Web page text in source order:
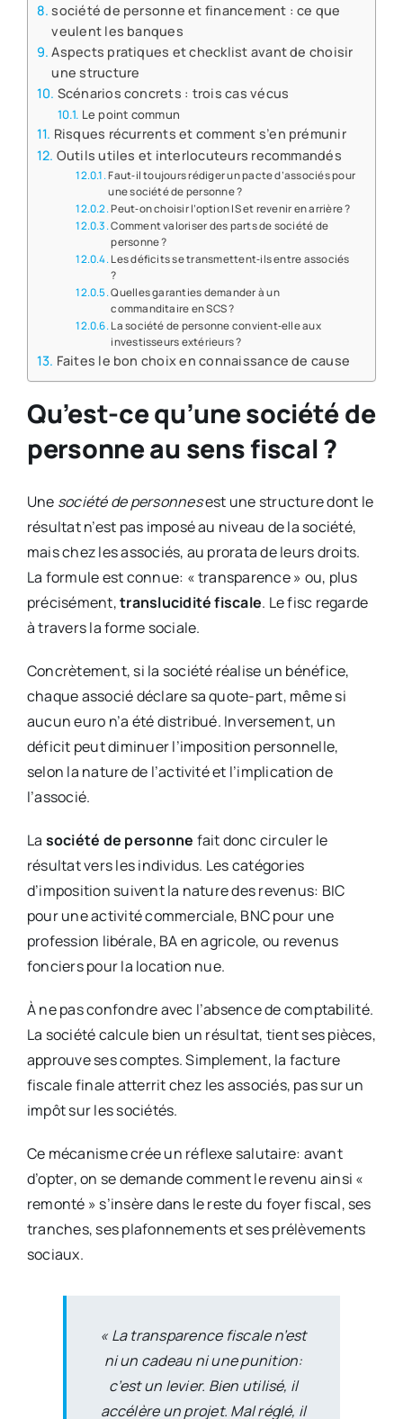
société de personne et financement : ce que
veulent les banques
Aspects pratiques et checklist avant de choisir
une structure
Scénarios concrets : trois cas vécus
Le point commun
Risques récurrents et comment s’en prémunir
Outils utiles et interlocuteurs recommandés
Faut‑il toujours rédiger un pacte d’associés pour
une société de personne ?
Peut‑on choisir l’option IS et revenir en arrière ?
Comment valoriser des parts de société de
personne ?
Les déficits se transmettent‑ils entre associés
?
Quelles garanties demander à un
commanditaire en SCS ?
La société de personne convient‑elle aux
investisseurs extérieurs ?
Faites le bon choix en connaissance de cause
Qu’est-ce qu’une société de
personne au sens fiscal ?
Une société de personnesest une structure dont le
résultat n’est pas imposé au niveau de la société,
mais chez les associés, au prorata de leurs droits.
La formule est connue: « transparence » ou, plus
précisément,translucidité fiscale. Le fisc regarde
à travers la forme sociale.
Concrètement, si la société réalise un bénéfice,
chaque associé déclare sa quote-part, même si
aucun euro n’a été distribué. Inversement, un
déficit peut diminuer l’imposition personnelle,
selon la nature de l’activité et l’implication de
l’associé.
La société de personne fait donc circuler le
résultat vers les individus. Les catégories
d’imposition suivent la nature des revenus: BIC
pour une activité commerciale, BNC pour une
profession libérale, BA en agricole, ou revenus
fonciers pour la location nue.
À ne pas confondre avec l’absence de comptabilité.
La société calcule bien un résultat, tient ses pièces,
approuve ses comptes. Simplement, la facture
fiscale finale atterrit chez les associés, pas sur un
impôt sur les sociétés.
Ce mécanisme crée un réflexe salutaire: avant
d’opter, on se demande comment le revenu ainsi «
remonté » s’insère dans le reste du foyer fiscal, ses
tranches, ses plafonnements et ses prélèvements
sociaux.
« La transparence fiscale n’est
ni un cadeau ni une punition:
c’est un levier. Bien utilisé, il
accélère un projet. Mal réglé, il